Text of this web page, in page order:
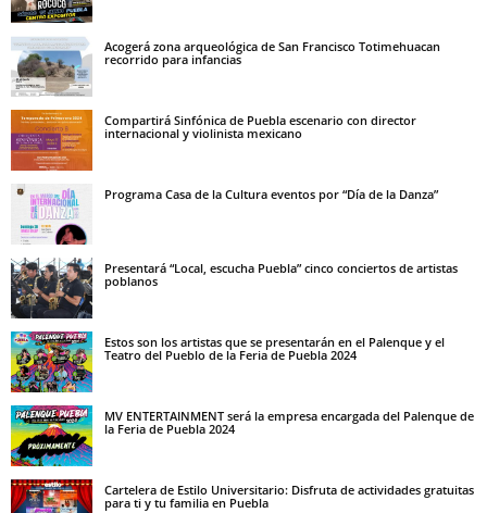
Acogerá zona arqueológica de San Francisco Totimehuacan
recorrido para infancias
Compartirá Sinfónica de Puebla escenario con director
internacional y violinista mexicano
Programa Casa de la Cultura eventos por “Día de la Danza”
Presentará “Local, escucha Puebla” cinco conciertos de artistas
poblanos
Estos son los artistas que se presentarán en el Palenque y el
Teatro del Pueblo de la Feria de Puebla 2024
MV ENTERTAINMENT será la empresa encargada del Palenque de
la Feria de Puebla 2024
Cartelera de Estilo Universitario: Disfruta de actividades gratuitas
para ti y tu familia en Puebla